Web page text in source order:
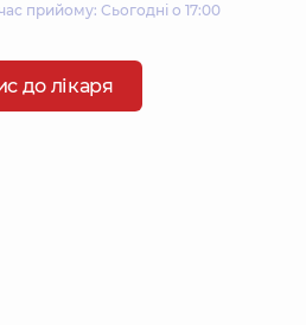
прийому: Сьогодні о 17:00
до лікаря